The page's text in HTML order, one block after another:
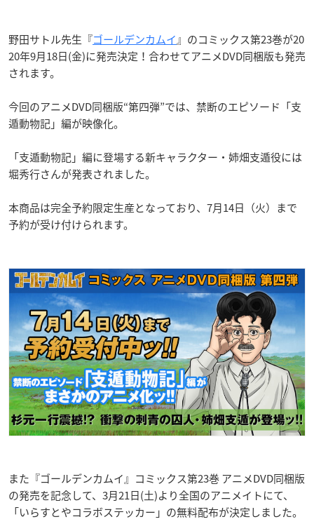
野田サトル先生『ゴールデンカムイ』のコミックス第23巻が20
20年9月18日(金)に発売決定！合わせてアニメDVD同梱版も発売
されます。
今回のアニメDVD同梱版“第四弾”では、禁断のエピソード「支
遁動物記」編が映像化。
「支遁動物記」編に登場する新キャラクター・姉畑支遁役には
堀秀行さんが発表されました。
本商品は完全予約限定生産となっており、7月14日（火）まで
予約が受け付けられます。
また『ゴールデンカムイ』コミックス第23巻 アニメDVD同梱版
の発売を記念して、3月21日(土)より全国のアニメイトにて、
「いらすとやコラボステッカー」の無料配布が決定しました。